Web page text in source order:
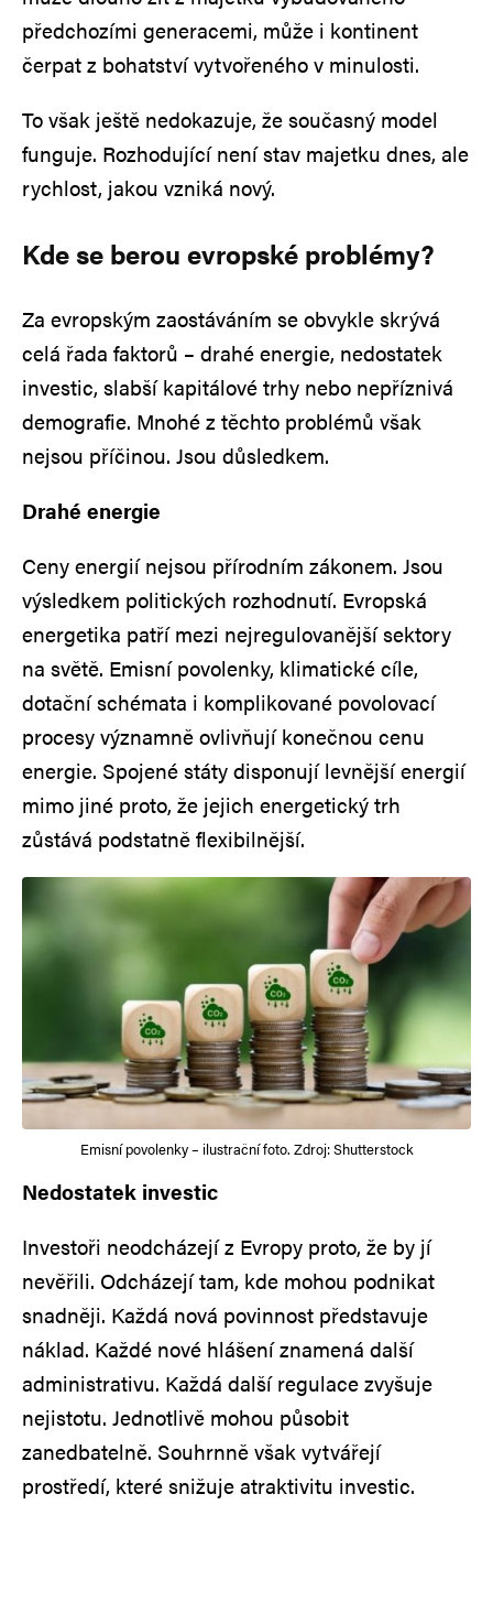
předchozími generacemi, může i kontinent
čerpat z bohatství vytvořeného v minulosti.
To však ještě nedokazuje, že současný model
funguje. Rozhodující není stav majetku dnes, ale
rychlost, jakou vzniká nový.
Kde se berou evropské problémy?
Za evropským zaostáváním se obvykle skrývá
celá řada faktorů – drahé energie, nedostatek
investic, slabší kapitálové trhy nebo nepříznivá
demografie. Mnohé z těchto problémů však
nejsou příčinou. Jsou důsledkem.
Drahé energie
Ceny energií nejsou přírodním zákonem. Jsou
výsledkem politických rozhodnutí. Evropská
energetika patří mezi nejregulovanější sektory
na světě. Emisní povolenky, klimatické cíle,
dotační schémata i komplikované povolovací
procesy významně ovlivňují konečnou cenu
energie. Spojené státy disponují levnější energií
mimo jiné proto, že jejich energetický trh
zůstává podstatně flexibilnější.
Emisní povolenky – ilustrační foto. Zdroj: Shutterstock
Nedostatek investic
Investoři neodcházejí z Evropy proto, že by jí
nevěřili. Odcházejí tam, kde mohou podnikat
snadněji. Každá nová povinnost představuje
náklad. Každé nové hlášení znamená další
administrativu. Každá další regulace zvyšuje
nejistotu. Jednotlivě mohou působit
zanedbatelně. Souhrnně však vytvářejí
prostředí, které snižuje atraktivitu investic.